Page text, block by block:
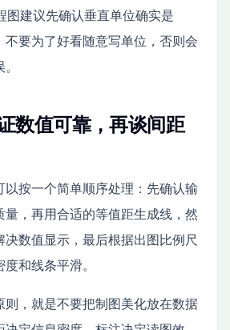
图建议先确认垂直单位确实是
不要为了好看随意写单位，否则会
数值可靠，再谈间距
以按一个简单顺序处理：先确认输
量，再用合适的等值距生成线，然
决数值显示，最后根据出图比例尺
和线条平滑。
则，就是不要把制图美化放在数据